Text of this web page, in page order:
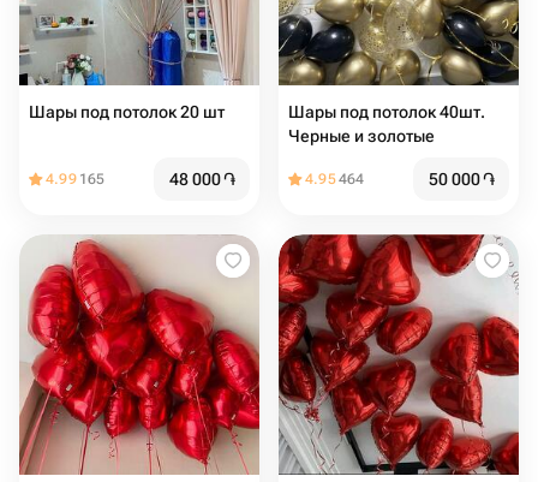
Шары под потолок 20 шт
4.99 165 48 000֏
Шары под потолок 40шт.
Черные и золотые
4.95464 50 000֏